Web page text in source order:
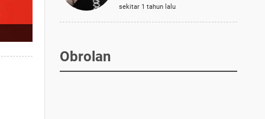
hingga Menjadi Rapper Top
10 Thailand
sekitar 1 tahun lalu
Obrolan